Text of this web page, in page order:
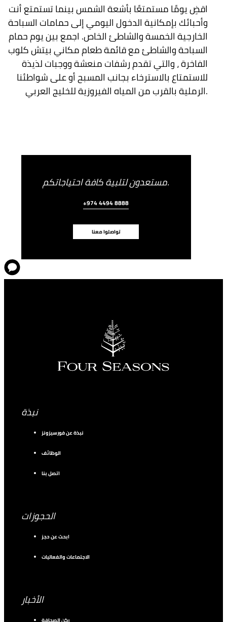
اقضِ يومًا مستمتعًا بأشعة الشمس بينما تستمتع أنت
وأحبائك بإمكانية الدخول اليومي إلى حمامات السباحة
الخارجية الخمسة والشاطئ الخاص. اجمع بين يوم حمام
السباحة والشاطئ مع قائمة طعام مكاني بيتش كلوب
الفاخرة ، والتي تقدم رشفات منعشة ووجبات لذيذة
للاستمتاع بالاسترخاء بجانب المسبح أو على شواطئنا
الرملية بالقرب من المياه الفيروزية للخليج العربي.
مستعدون لتلبية كافة احتياجاتكم.
+974 4494 8888
تواصلوا معنا
نبذة
نبذة عن فورسيزونز
الوظائف
اتصل بنا
الحجوزات
ابحث عن حجز
الاجتماعات والفعاليات
الأخبار